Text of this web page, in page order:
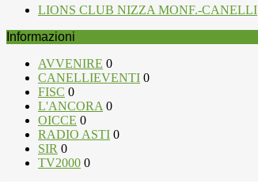
LIONS CLUB NIZZA MONF.-CANELLI
Informazioni
AVVENIRE 0
CANELLIEVENTI 0
FISC 0
L'ANCORA0
OICCE 0
RADIO ASTI 0
SIR 0
TV2000 0